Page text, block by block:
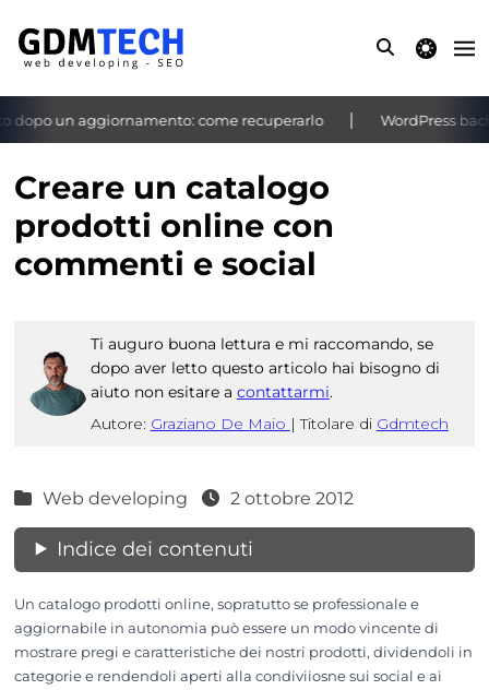
theme
un aggiornamento: come recuperarlo WordPress
‹ ›
Creare un catalogo
prodotti online con
commenti e social
Ti auguro buona lettura e mi raccomando, se
dopo aver letto questo articolo hai bisogno di
aiuto non esitare a contattarmi.
Autore: Graziano De Maio | Titolare di Gdmtech
Web developing 2 ottobre 2012
Indice dei contenuti
Un catalogo prodotti online, sopratutto se professionale e
aggiornabile in autonomia può essere un modo vincente di
mostrare pregi e caratteristiche dei nostri prodotti, dividendoli in
categorie e rendendoli aperti alla condiviiosne sui social e ai